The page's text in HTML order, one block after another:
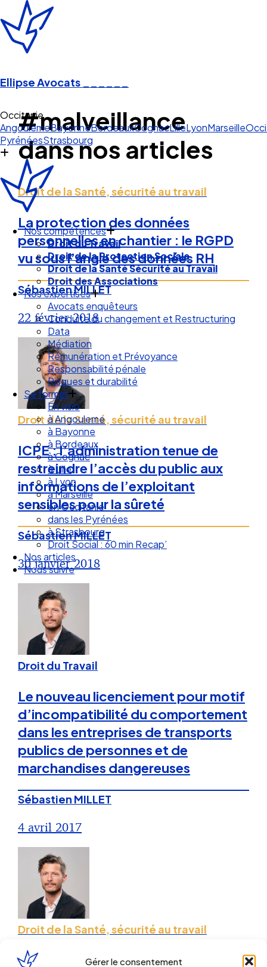
Gérer le consentement
Ellipse Avocats
Occitanie
AngoulêmeBayonneBordeauxCognacLilleLyonMarseille
PyrénéesStrasbourg
Nos compétences
Droit du Travail
Droit de la Protection Sociale
Droit de la Santé Sécurité au Travail
Droit des Associations
Nos expertises
Avocats enquêteurs
Conduite du changement et Restructuring
Data
Médiation
Rémunération et Prévoyance
Responsabilité pénale
Risques et durabilité
Se former
En visio
à Angouleme
à Bayonne
à Bordeaux
à Cognac
à Lille
à Lyon
à Marseille
en Occitanie
dans les Pyrénées
à Strasbourg
Droit Social : 60 min Recap’
Nos articles
Nous suivre
#malveillance
dans nos articles
Droit de la Santé, sécurité au travail
La protection des données
personnelles en chantier : le RGPD
vu sous l’angle des données RH
Sébastien MILLET
22 février 2018
Droit de la Santé, sécurité au travail
ICPE : l’administration tenue de
restreindre l’accès du public aux
informations de l’exploitant
sensibles pour la sûreté
Sébastien MILLET
30 janvier 2018
Droit du Travail
Le nouveau licenciement pour motif
d’incompatibilité du comportement
dans les entreprises de transports
publics de personnes et de
marchandises dangereuses
Sébastien MILLET
4 avril 2017
Droit de la Santé, sécurité au travail
La nouvelle procédure de